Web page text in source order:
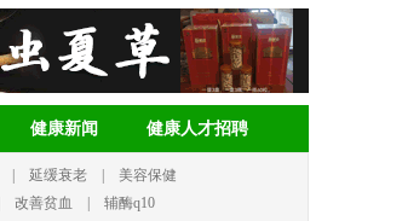
健康新闻 健康人才招聘
延缓衰老
美容保健
改善贫血
辅酶q10